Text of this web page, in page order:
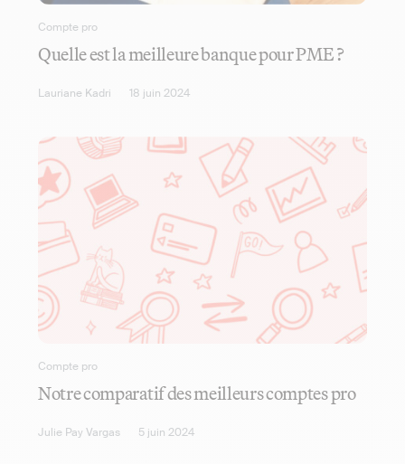
Compte pro
Quelle est la meilleure banque pour PME ?
Lauriane Kadri 18 juin 2024
Compte pro
Notre comparatif des meilleurs comptes pro
Julie Pay Vargas 5 juin 2024